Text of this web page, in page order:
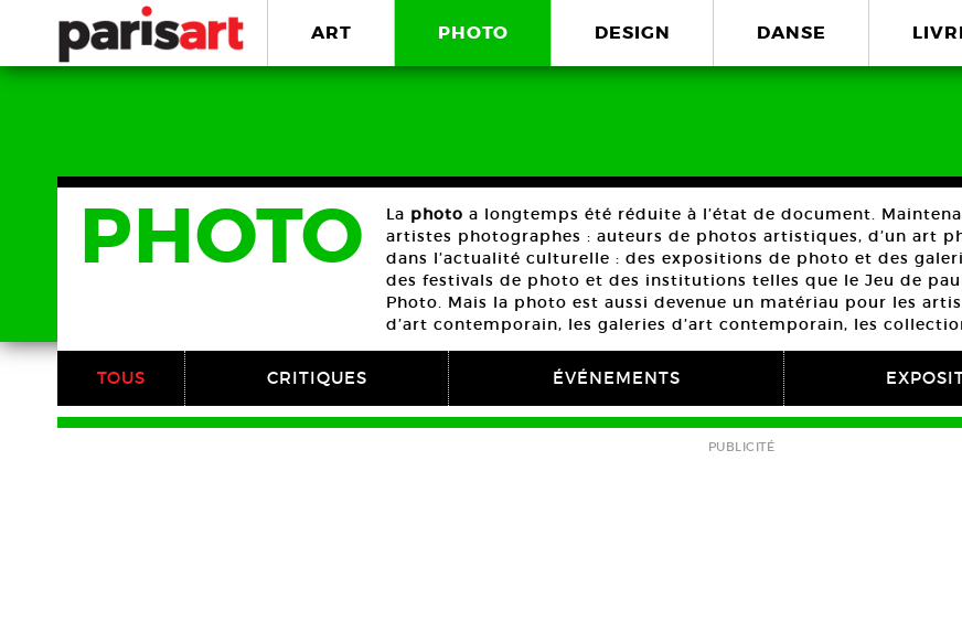
ART PHOTO DESIGN DANSE
PHOTO La photo a longtemps été réduite à l’état de document.
artistes photographes : auteurs de photos artistiques, d’un art
dans l’actualité culturelle : des expositions de photo et des
des festivals de photo et des institutions telles que le Jeu de
Photo. Mais la photo est aussi devenue un matériau pour les
d’art contemporain, les galeries d’art contemporain, les
TOUS CRITIQUES ÉVÉNEMENTS
PUBLICITÉ